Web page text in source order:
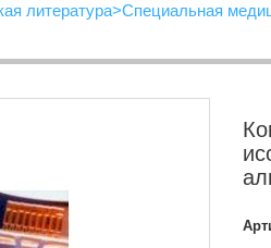
литература>Специальная